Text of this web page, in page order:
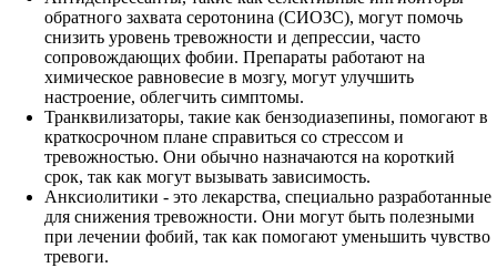
обратного захвата серотонина (СИОЗС), могут помочь
снизить уровень тревожности и депрессии, часто
сопровождающих фобии. Препараты работают на
химическое равновесие в мозгу, могут улучшить
настроение, облегчить симптомы.
Транквилизаторы, такие как бензодиазепины, помогают в
краткосрочном плане справиться со стрессом и
тревожностью. Они обычно назначаются на короткий
срок, так как могут вызывать зависимость.
Анксиолитики - это лекарства, специально разработанные
для снижения тревожности. Они могут быть полезными
при лечении фобий, так как помогают уменьшить чувство
тревоги.